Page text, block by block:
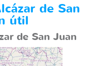
de San
útil
de San Juan